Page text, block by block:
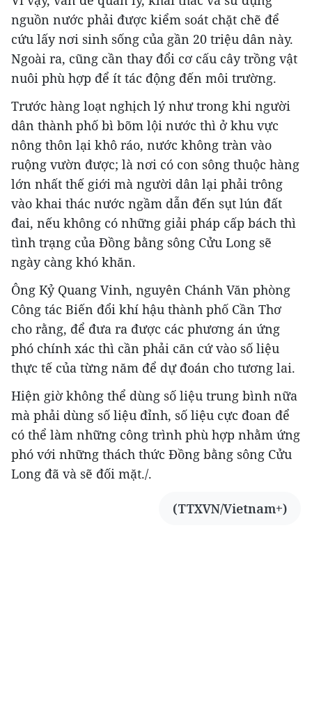
nguồn nước phải được kiểm soát chặt chẽ để
cứu lấy nơi sinh sống của gần 20 triệu dân này.
Ngoài ra, cũng cần thay đổi cơ cấu cây trồng vật
nuôi phù hợp để ít tác động đến môi trường.
Trước hàng loạt nghịch lý như trong khi người
dân thành phố bì bõm lội nước thì ở khu vực
nông thôn lại khô ráo, nước không tràn vào
ruộng vườn được; là nơi có con sông thuộc hàng
lớn nhất thế giới mà người dân lại phải trông
vào khai thác nước ngầm dẫn đến sụt lún đất
đai, nếu không có những giải pháp cấp bách thì
tình trạng của Đồng bằng sông Cửu Long sẽ
ngày càng khó khăn.
Ông Kỷ Quang Vinh, nguyên Chánh Văn phòng
Công tác Biến đổi khí hậu thành phố Cần Thơ
cho rằng, để đưa ra được các phương án ứng
phó chính xác thì cần phải căn cứ vào số liệu
thực tế của từng năm để dự đoán cho tương lai.
Hiện giờ không thể dùng số liệu trung bình nữa
mà phải dùng số liệu đỉnh, số liệu cực đoan để
có thể làm những công trình phù hợp nhằm ứng
phó với những thách thức Đồng bằng sông Cửu
Long đã và sẽ đối mặt./.
(TTXVN/Vietnam+)